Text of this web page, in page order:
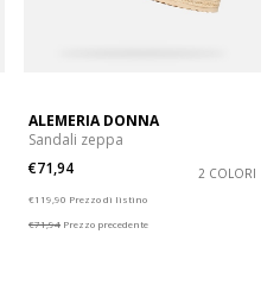
ALEMERIA DONNA
Sandali zeppa
€71,94
2 COLORI
€119,90 Prezzo di listino
€71,94 Prezzo precedente